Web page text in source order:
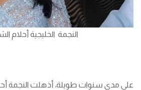
النجمة الخليجية أحلام
على مدى سنوات طويلة، أذهلت النجمة